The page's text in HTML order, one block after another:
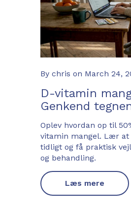
By chris on March 24,
D-vitamin
Genkend
Oplev hvordan op til
vitamin mangel. Lær at
tidligt og få praktisk
og behandling.
Læs mere